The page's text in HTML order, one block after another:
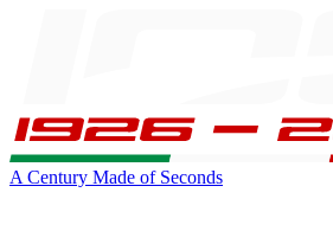
A Century Made of Seconds